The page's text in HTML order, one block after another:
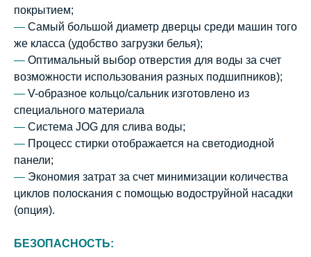
покрытием;
— Самый большой диаметр дверцы среди машин того
же класса (удобство загрузки белья);
— Оптимальный выбор отверстия для воды за счет
возможности использования разных подшипников);
— V-образное кольцо/сальник изготовлено из
специального материала
— Система JOG для слива воды;
— Процесс стирки отображается на светодиодной
панели;
— Экономия затрат за счет минимизации количества
циклов полоскания с помощью водоструйной насадки
(опция).
БЕЗОПАСНОСТЬ: